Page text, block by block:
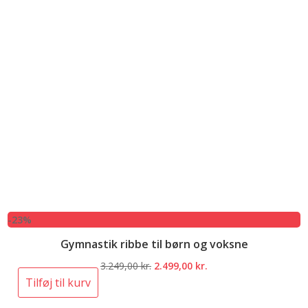
-23%
Gymnastik ribbe til børn og voksne
3.249,00kr. Den
2.499,00 kr.
Tilføj til kurv